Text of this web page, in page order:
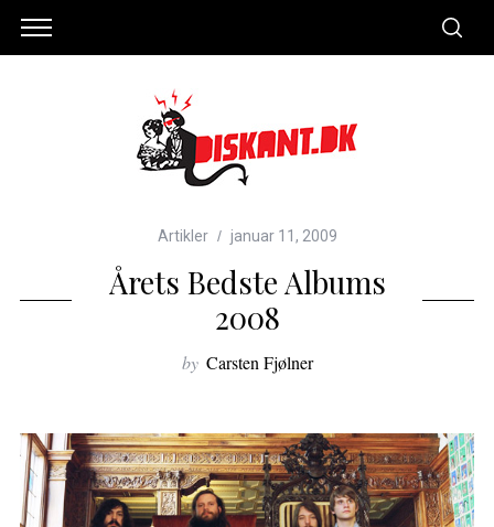
Artikler januar 11, 2009
Årets Bedste Albums
2008
by Carsten Fjølner